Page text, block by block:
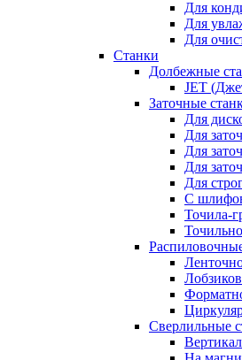
Для
Для
Для
Станки
Долбежные
JET
Заточные
Для
Для
Для
Для
Для
С
Точила-
Сверлильные